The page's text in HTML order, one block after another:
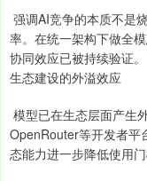
强调AI竞争的本质不是
率。在统一架构下做全
协同效应已被持续验证。
生态建设的外溢效应
模型已在生态层面产生
OpenRouter等开发者平
态能力进一步降低使用